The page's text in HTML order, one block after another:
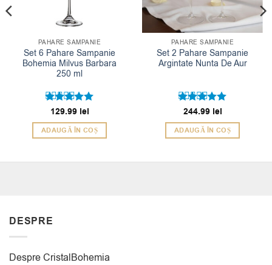
PAHARE SAMPANIE
Set 6 Pahare Sampanie
Bohemia Milvus Barbara
250 ml
Evaluat la
5din 5
129.99 lei
ADAUGĂ ÎN COȘ
PAHARE SAMPANIE
Set 2 Pahare Sampanie
Argintate Nunta De Aur
Evaluat la
5din 5
244.99 lei
ADAUGĂ ÎN COȘ
DESPRE
Despre CristalBohemia